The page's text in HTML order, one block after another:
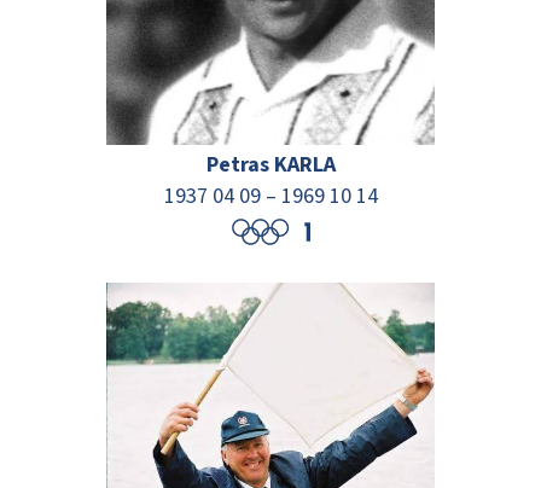
Petras KARLA
1937 04 09– 1969 10 14